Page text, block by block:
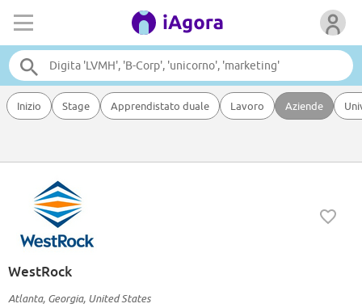
Inizio Stage Apprendistato duale Lavoro Aziende
WestRock
Atlanta, Georgia, United States